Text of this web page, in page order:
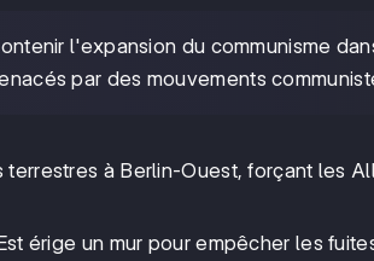
l'expansion du communisme
par des mouvements
terrestres à Berlin-Ouest, forçant les
érige un mur pour empêcher les